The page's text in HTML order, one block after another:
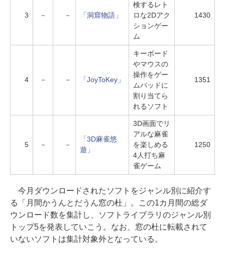
3 － － 「洞窟物語」
検するレト
ロな2Dアク
ションゲー
ム
1430
4 － － 「JoyToKey」
キーボード
やマウスの
操作をゲー
ムパッドに
割り当てら
れるソフト
1351
5 － －
「3D麻雀悠
遊」
3D画面でリ
アルな麻雀
を楽しめる
4人打ち麻
雀ゲーム
1250
今月ダウンロードされたソフトをジャンル別に紹介す
る「月間かうんとだうん窓の杜」。この1カ月間の総ダ
ウンロード数を集計し、ソフトライブラリのジャンル別
トップ5を発表していこう。なお、窓の杜に転載されて
いないソフトは集計対象外となっている。